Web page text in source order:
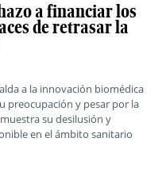
a financiar los
de retrasar la
a la innovación biomédica
preocupación y pesar por la
su desilusión y
en el ámbito sanitario